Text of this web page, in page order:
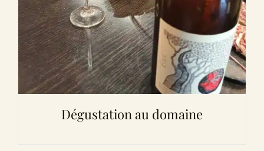
Dégustation au domaine